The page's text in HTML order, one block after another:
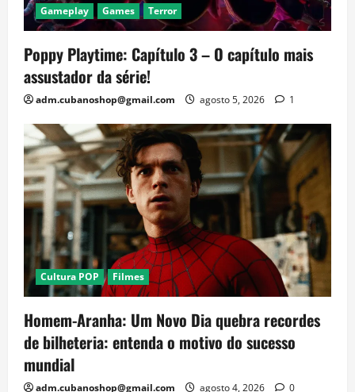
Gameplay Games Terror
Poppy Playtime: Capítulo 3 – O capítulo mais
assustador da série!
adm.cubanoshop@gmail.com agosto 5, 2026 1
Cultura POP Filmes
Homem-Aranha: Um Novo Dia quebra recordes
de bilheteria: entenda o motivo do sucesso
mundial
adm.cubanoshop@gmail.com agosto 4, 2026 0